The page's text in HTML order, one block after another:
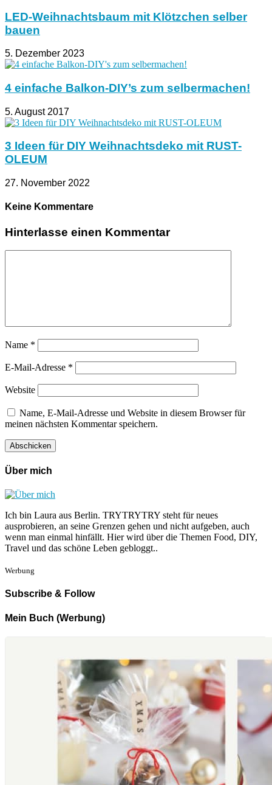
LED-Weihnachtsbaum mit Klötzchen selber
bauen
5. Dezember 2023
4 einfache Balkon-DIY’s zum selbermachen!
5. August 2017
3 Ideen für DIY Weihnachtsdeko mit RUST-
OLEUM
27. November 2022
Keine Kommentare
Hinterlasse einen Kommentar
Name *
E-Mail-Adresse *
Website
Name, E-Mail-Adresse und Website in diesem Browser für
meinen nächsten Kommentar speichern.
Über mich
Ich bin Laura aus Berlin. TRYTRYTRY steht für neues
ausprobieren, an seine Grenzen gehen und nicht aufgeben, auch
wenn man einmal hinfällt. Hier wird über die Themen Food, DIY,
Travel und das schöne Leben gebloggt..
Werbung
Subscribe & Follow
Mein Buch (Werbung)